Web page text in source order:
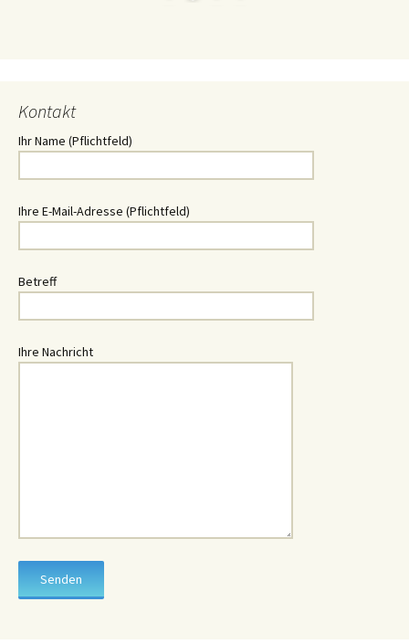
Kontakt
Ihr Name (Pflichtfeld)
Ihre E-Mail-Adresse (Pflichtfeld)
Betreff
Ihre Nachricht